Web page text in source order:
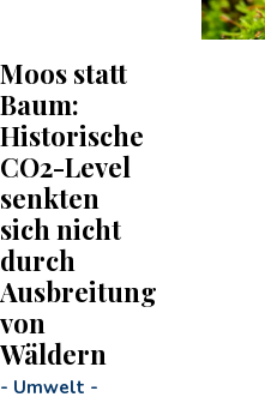
Moos statt
Baum:
Historische
CO2-Level
senkten
sich nicht
durch
Ausbreitung
von
Wäldern
- Umwelt -